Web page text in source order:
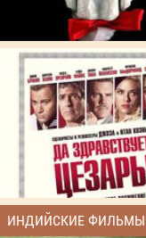
ИНДИЙСКИЕ ФИЛЬМЫ